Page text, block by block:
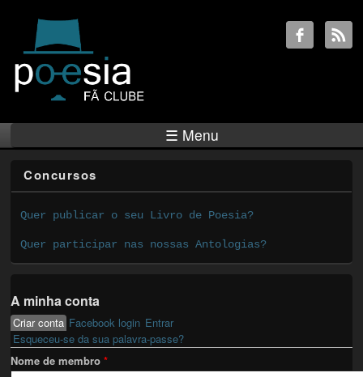
☰ Menu
Concursos
Quer publicar o seu Livro de Poesia?
Quer participar nas nossas Antologias?
A minha conta
Primary tabs
Criar conta (active tab)
Facebook login Entrar
Esqueceu-se da sua palavra-passe?
Nome de membro*